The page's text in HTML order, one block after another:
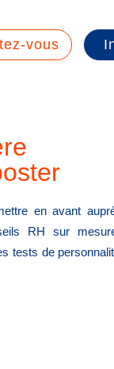
vous
en avant
RH sur
tests de